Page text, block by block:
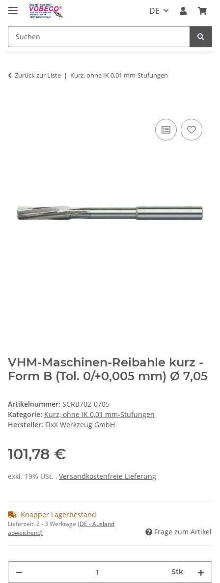
DE
Zurück zur Liste Kurz, ohne IK 0,01 mm-Stufungen
VHM-Maschinen-Reibahle kurz -
Form B (Tol. 0/+0,005 mm) Ø 7,05
Artikelnummer: SCRB702-0705
Kategorie: Kurz, ohne IK 0,01 mm-Stufungen
Hersteller: FixX Werkzeug GmbH
101,78 €
exkl. 19% USt. , Versandkostenfreie Lieferung
Knapper Lagerbestand
Lieferzeit:2 - 3 Werktage (DE - Ausland
abweichend)
Frage zum Artikel
Stk